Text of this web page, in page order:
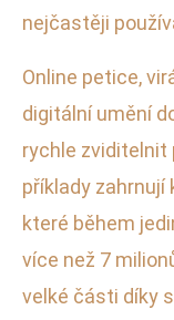
nejčastěji
Online petice,
digitální umění
rychle zviditelnit
příklady zahrnují
které během
více než 7
velké části díky